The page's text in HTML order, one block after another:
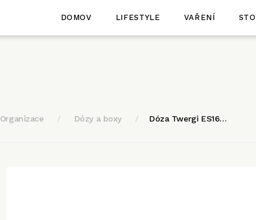
DOMOV LIFESTYLE VAŘENÍ
Organizace Dózy a boxy Dóza Twergi ES16…